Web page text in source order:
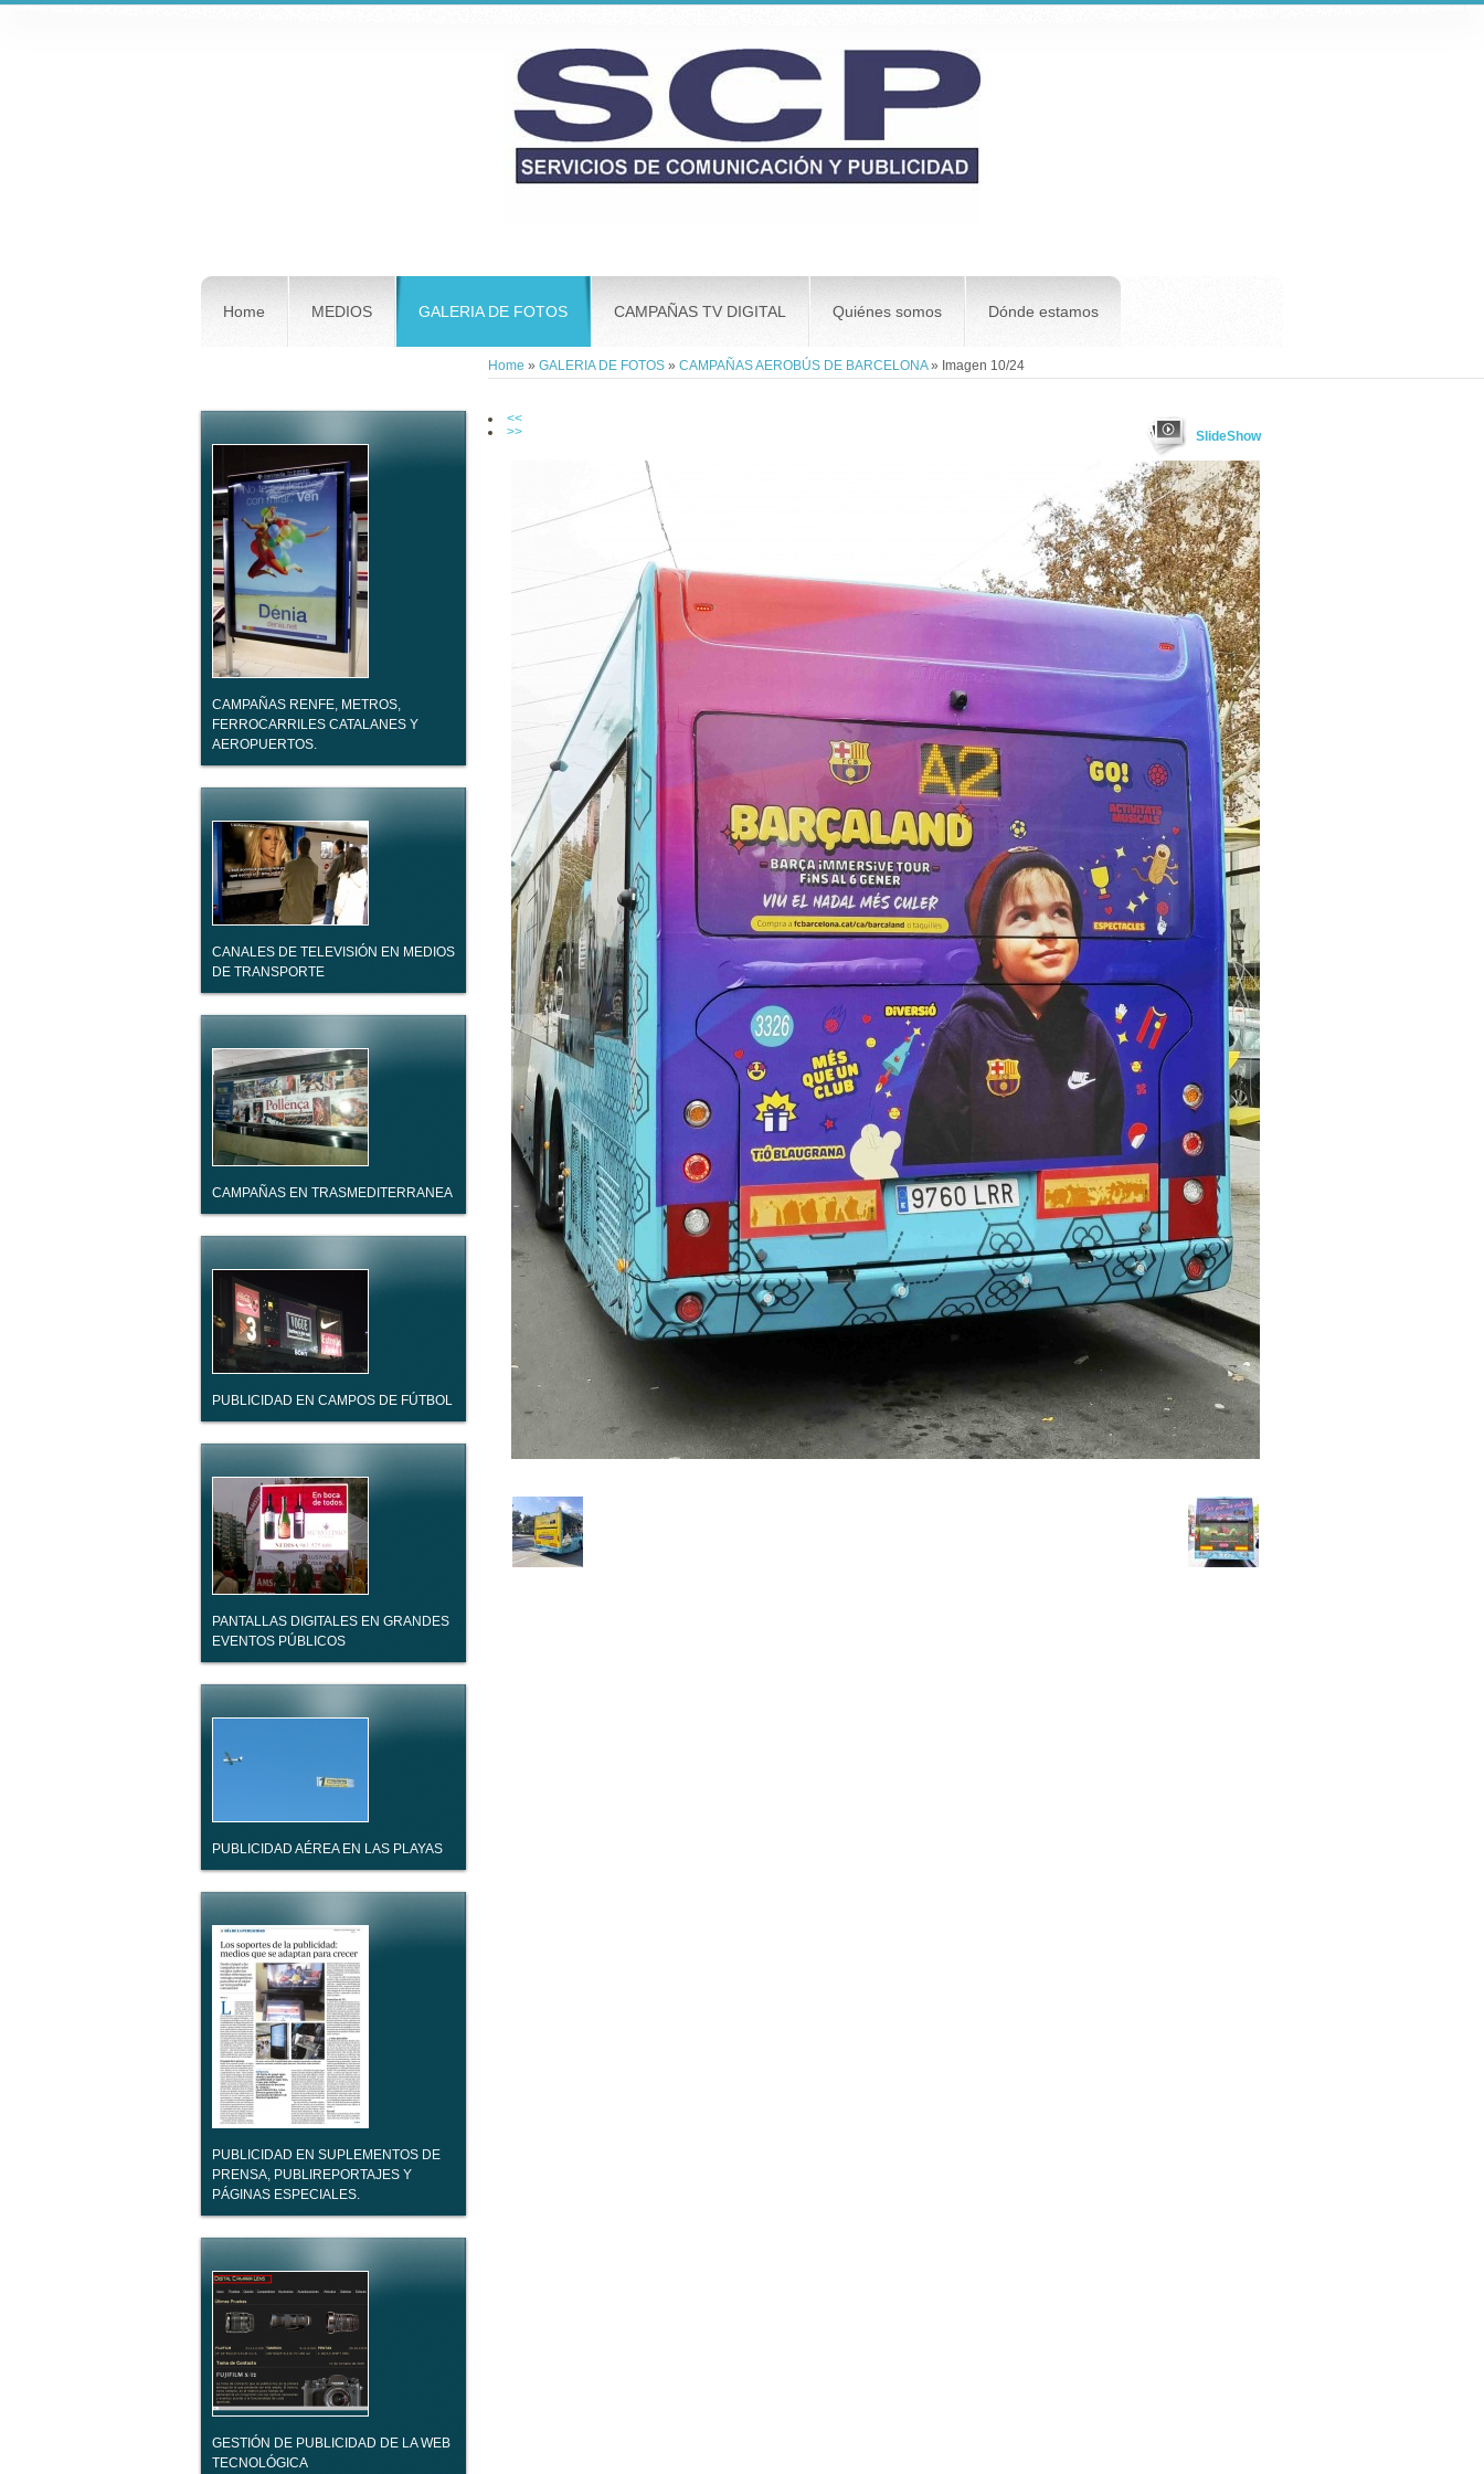
Home MEDIOS GALERIA DE FOTOS CAMPAÑAS TV DIGITAL Quiénes somos Dónde estamos
Home » GALERIA DE FOTOS » CAMPAÑAS AEROBÚS DE BARCELONA» Imagen 10/24
SlideShow
<<
>>
CAMPAÑAS RENFE, METROS,
FERROCARRILES CATALANES Y
AEROPUERTOS.
CANALES DE TELEVISIÓN EN MEDIOS
DE TRANSPORTE
CAMPAÑAS EN TRASMEDITERRANEA
PUBLICIDAD EN CAMPOS DE FÚTBOL
PANTALLAS DIGITALES EN GRANDES
EVENTOS PÚBLICOS
PUBLICIDAD AÉREA EN LAS PLAYAS
PUBLICIDAD EN SUPLEMENTOS DE
PRENSA, PUBLIREPORTAJES Y
PÁGINAS ESPECIALES.
GESTIÓN DE PUBLICIDAD DE LA WEB
TECNOLÓGICA